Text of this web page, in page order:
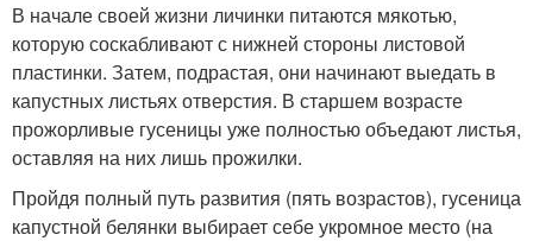
В начале своей жизни личинки питаются мякотью,
которую соскабливают с нижней стороны листовой
пластинки. Затем, подрастая, они начинают выедать в
капустных листьях отверстия. В старшем возрасте
прожорливые гусеницы уже полностью объедают листья,
оставляя на них лишь прожилки.
Пройдя полный путь развития (пять возрастов), гусеница
капустной белянки выбирает себе укромное место (на